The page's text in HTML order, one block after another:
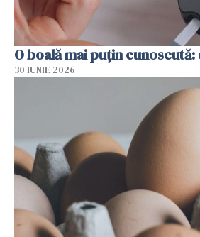
O boală mai puțin
30 IUNIE 2026